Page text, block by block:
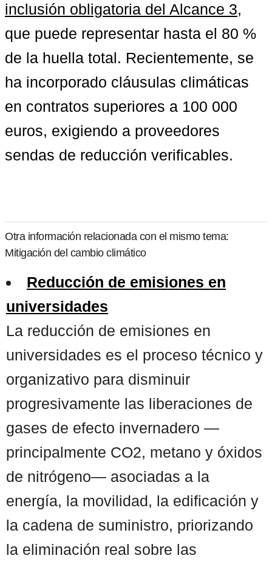
inclusión obligatoria del Alcance 3,
que puede representar hasta el 80 %
de la huella total. Recientemente, se
ha incorporado cláusulas climáticas
en contratos superiores a 100 000
euros, exigiendo a proveedores
sendas de reducción verificables.
Otra información relacionada con el mismo tema:
Mitigación del cambio climático
Reducción de emisiones en
universidades
La reducción de emisiones en
universidades es el proceso técnico y
organizativo para disminuir
progresivamente las liberaciones de
gases de efecto invernadero —
principalmente CO2, metano y óxidos
de nitrógeno— asociadas a la
energía, la movilidad, la edificación y
la cadena de suministro, priorizando
la eliminación real sobre las